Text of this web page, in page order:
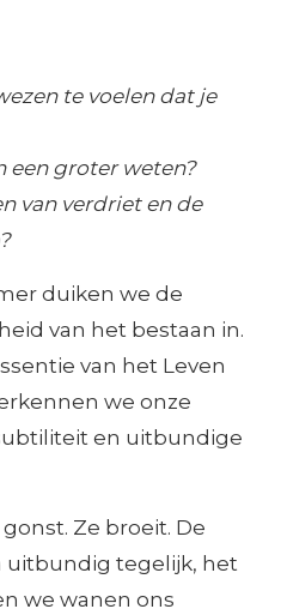
te voelen dat je
een groter weten?
van verdriet en de
duiken we de
van het bestaan in.
van het Leven
we onze
en uitbundige
Ze broeit. De
uitbundig tegelijk, het
we wanen ons